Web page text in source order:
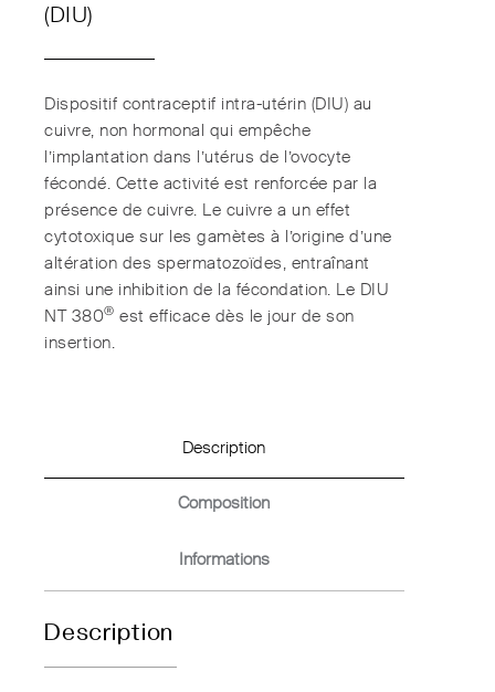
(DIU)
Dispositif contraceptif intra-utérin (DIU) au
cuivre, non hormonal qui empêche
l’implantation dans l’utérus de l’ovocyte
fécondé. Cette activité est renforcée par la
présence de cuivre. Le cuivre a un effet
cytotoxique sur les gamètes à l’origine d’une
altération des spermatozoïdes, entraînant
ainsi une inhibition de la fécondation. Le DIU
NT 380® est efficace dès le jour de son
insertion.
Description
Composition
Informations
Description